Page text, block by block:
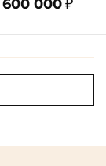
автора)
600 000 ₽